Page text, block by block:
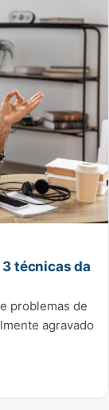
técnicas da
problemas de
agravado